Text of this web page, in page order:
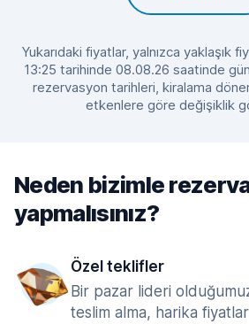
Yukarıdaki fiyatlar, yalnızca yaklaşık
13:25 tarihinde 08.08.26 saatinde
rezervasyon tarihleri, kiralama
etkenlere göre değişiklik
Neden bizimle
yapmalısınız?
Özel teklifler
Bir pazar lideri
teslim alma, harika